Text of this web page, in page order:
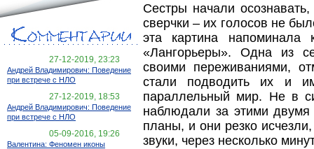
27-12-2019, 23:23
Андрей Владимирович: Поведение
при встрече с НЛО
27-12-2019, 18:53
Андрей Владимирович: Поведение
при встрече с НЛО
05-09-2016, 19:26
Валентина: Феномен иконы
Сестры начали
сверчки – их голосов не
эта картина напоминала
«Лангорьеры». Одна из
своими переживаниями,
стали подводить их и
параллельный мир. Не в
наблюдали за этими
планы, и они резко
звуки, через несколько